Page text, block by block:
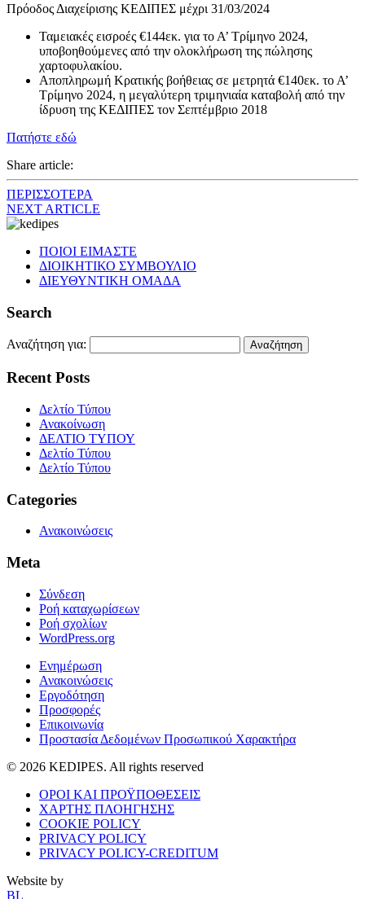
Πρόοδος Διαχείρισης ΚΕΔΙΠΕΣ μέχρι 31/03/2024
Ταμειακές εισροές €144εκ. για το Α’ Τρίμηνο 2024,
υποβοηθούμενες από την ολοκλήρωση της πώλησης
χαρτοφυλακίου.
Αποπληρωμή Κρατικής βοήθειας σε μετρητά €140εκ. το Α’
Τρίμηνο 2024, η μεγαλύτερη τριμηνιαία καταβολή από την
ίδρυση της ΚΕΔΙΠΕΣ τον Σεπτέμβριο 2018
Πατήστε εδώ
Share article:
ΠΕΡΙΣΣΟΤΕΡΑ
NEXT ARTICLE
ΠΟΙΟΙ ΕΙΜΑΣΤΕ
ΔΙΟΙΚΗΤΙΚΟ ΣΥΜΒΟΥΛΙΟ
ΔΙΕΥΘΥΝΤΙΚΗ ΟΜΑΔΑ
Search
Αναζήτηση για:
Recent Posts
Δελτίο Τύπου
Ανακοίνωση
ΔΕΛΤΙΟ ΤΥΠΟΥ
Δελτίο Τύπου
Δελτίο Τύπου
Categories
Ανακοινώσεις
Meta
Σύνδεση
Ροή καταχωρίσεων
Ροή σχολίων
WordPress.org
Ενημέρωση
Ανακοινώσεις
Εργοδότηση
Προσφορές
Επικοινωνία
Προστασία Δεδομένων Προσωπικού Χαρακτήρα
© 2026 KEDIPES. All rights reserved
ΟΡΟΙ ΚΑΙ ΠΡΟΫΠΟΘΕΣΕΙΣ
ΧΑΡΤΗΣ ΠΛΟΗΓΗΣΗΣ
COOKIE POLICY
PRIVACY POLICY
PRIVACY POLICY-CREDITUM
Website by
BL